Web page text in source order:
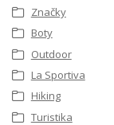
Značky
Boty
Outdoor
La Sportiva
Hiking
Turistika